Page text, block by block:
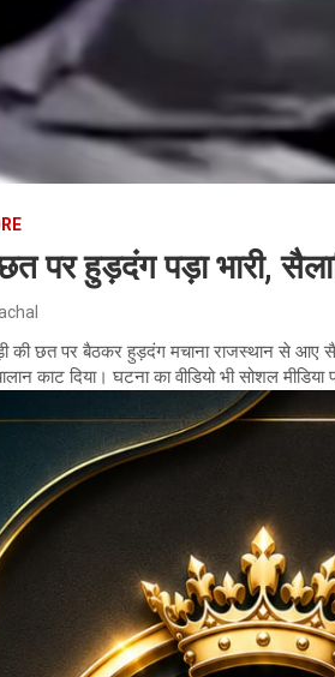
पर हुड़दंग पड़ा भारी,
की छत पर बैठकर हुड़दंग मचाना राजस्थान से आए
काट दिया। घटना का वीडियो भी सोशल मीडिया